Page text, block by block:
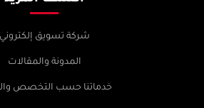
شركة تسويق إلكتروني
المدونة والمقالات
خدماتنا حسب التخصص